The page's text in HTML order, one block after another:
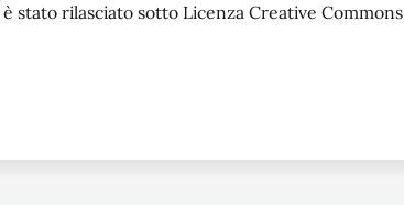
stato rilasciato sotto Licenza Creative Commons